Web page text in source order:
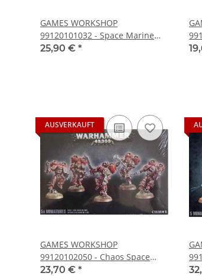
GAMES WORKSHOP
99120101032 - Space Marine
Commander (48-05)
25,90 € *
AUSVERKAUFT
GAMES WORKSHOP
99120102050 - Chaos Space
Marine Raptors (43-13)
23,70 € *